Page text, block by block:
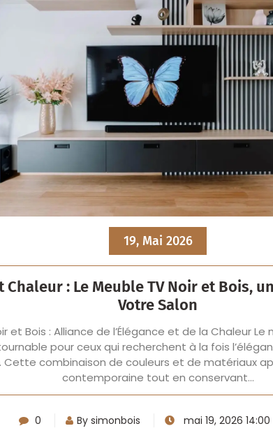
19, Mai 2026
Chaleur : Le Meuble TV Noir et Bois,
Votre Salon
et Bois : Alliance de l’Élégance et de la Chaleur
pour ceux qui recherchent à la fois
Cette combinaison de couleurs et de matériaux
contemporaine tout en conservant…
0 By simonbois mai 19, 2026 14:00